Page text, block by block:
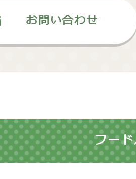
お問い合わせ
フー